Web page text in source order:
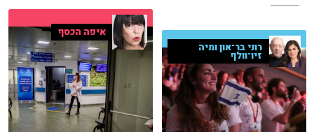
איפה הכסף
רוני בר־און ומיה
זיו־וולף